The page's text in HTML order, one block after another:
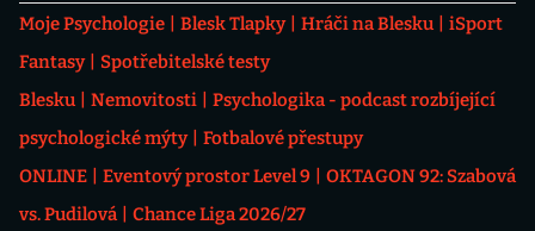
Moje Psychologie Blesk Tlapky Hráči na Blesku
iSport
Fantasy
Spotřebitelské testy
Blesku
Nemovitosti
Psychologika - podcast rozbíjející
psychologické mýty
Fotbalové přestupy
ONLINE
Eventový prostor Level 9
OKTAGON 92: Szabová
vs. Pudilová
Chance Liga 2026/27